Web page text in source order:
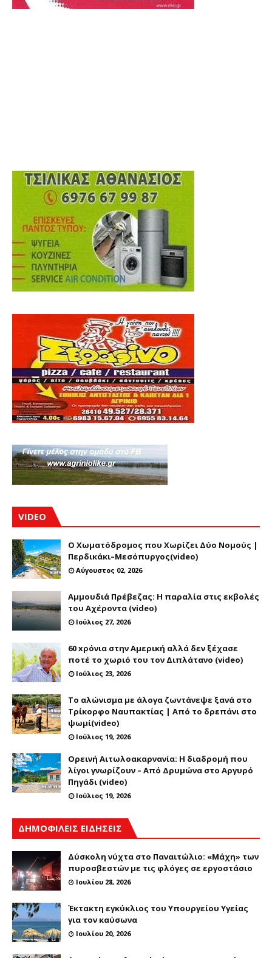
VIDEO
Ο Χωματόδρομος που Χωρίζει Δύο Νομούς |
Περδικάκι–Μεσόπυργος(video)
Αύγουστος 02, 2026
Αμμουδιά Πρέβεζας: Η παραλία στις εκβολές
του Αχέροντα (video)
Ιούλιος 27, 2026
60 xρόνια στην Αμερική αλλά δεν ξέχασε
ποτέ το χωριό του τον Διπλάτανο (video)
Ιούλιος 23, 2026
Το αλώνισμα με άλογα ζωντάνεψε ξανά στο
Τρίκορφο Ναυπακτίας | Από το δρεπάνι στο
ψωμί(video)
Ιούλιος 19, 2026
Ορεινή Αιτωλοακαρνανία: Η διαδρομή που
λίγοι γνωρίζουν – Από Δρυμώνα στο Αργυρό
Πηγάδι (video)
Ιούλιος 19, 2026
ΔΗΜΟΦΙΛΕΙΣ ΕΙΔΗΣΕΙΣ
Δύσκολη νύχτα στο Παναιτώλιο: «Μάχη» των
πυροσβεστών με τις φλόγες σε εργοστάσιο
Ιουλίου 28, 2026
Έκτακτη εγκύκλιος του Υπουργείου Υγείας
για τον καύσωνα
Ιουλίου 20, 2026